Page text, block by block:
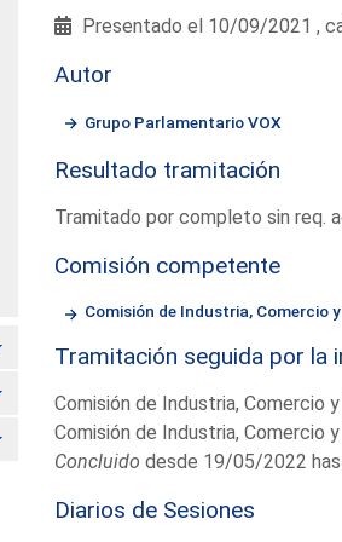
Alternar
Alternar
Alternar
Presentado el 10/09/2021 ,
Autor
Grupo Parlamentario VOX
Resultado tramitación
Tramitado por completo sin req.
Comisión competente
Comisión de Industria, Comercio
Tramitación seguida por la
Comisión de Industria, Comercio
Comisión de Industria, Comercio
Concluido desde 19/05/2022
Diarios de Sesiones